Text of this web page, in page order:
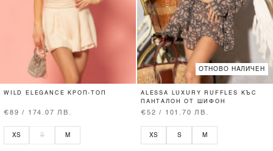
WILD ELEGANCE КРОП-ТОП
€89 / 174.07 ЛВ.
XS S M
ОТНОВО НАЛИЧЕН
ALESSA LUXURY RUFFLES КЪС
ПАНТАЛОН ОТ ШИФОН
€52 / 101.70 ЛВ.
XS S M